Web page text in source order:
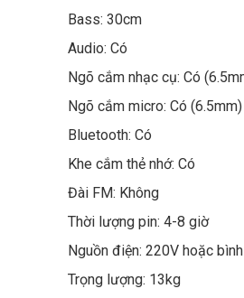
Bass: 30cm
Audio: Có
Ngõ cắm nhạc cụ: Có
Ngõ cắm micro: Có (6.5mm)
Bluetooth: Có
Khe cắm thẻ nhớ: Có
Đài FM: Không
Thời lượng pin: 4-8 giờ
Nguồn điện: 220V hoặc
Trọng lượng: 13kg